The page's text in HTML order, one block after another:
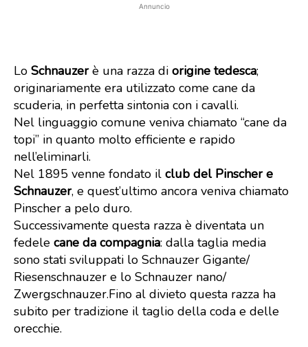
Annuncio
Lo Schnauzerè una razza di origine tedesca;
originariamente era utilizzato come cane da
scuderia, in perfetta sintonia con i cavalli.
Nel linguaggio comune veniva chiamato “cane da
topi” in quanto molto efficiente e rapido
nell’eliminarli.
Nel 1895 venne fondato il club del Pinscher e
Schnauzer, e quest’ultimo ancora veniva chiamato
Pinscher a pelo duro.
Successivamente questa razza è diventata un
fedele cane da compagnia: dalla taglia media
sono stati sviluppati lo Schnauzer Gigante/
Riesenschnauzer e lo Schnauzer nano/
Zwergschnauzer.Fino al divieto questa razza ha
subito per tradizione il taglio della coda e delle
orecchie.